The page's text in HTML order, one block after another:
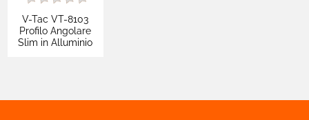
V-Tac VT-8103
Profilo Angolare
Slim in Alluminio
- SKU 3361